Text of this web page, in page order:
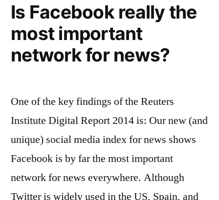
Raumfahrt“
Is Facebook really the
most important
network for news?
One of the key findings of the Reuters
Institute Digital Report 2014 is: Our new (and
unique) social media index for news shows
Facebook is by far the most important
network for news everywhere. Although
Twitter is widely used in the US, Spain, and